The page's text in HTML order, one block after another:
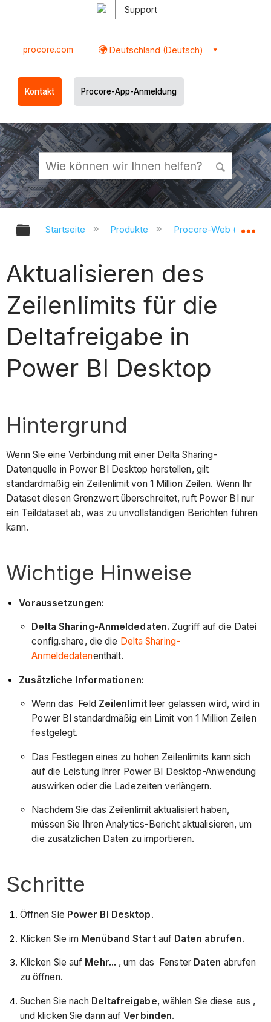
Support
procore.com Deutschland (Deutsch)
Kontakt Procore-App-Anmeldung
Globale Hierarchie auf- und
Startseite Produkte Procore-Web
Aktualisieren des
Zeilenlimits für die
Deltafreigabe in
Power BI Desktop
Hintergrund
Wenn Sie eine Verbindung mit einer Delta Sharing-
Datenquelle in Power BI Desktop herstellen, gilt
standardmäßig ein Zeilenlimit von 1 Million Zeilen. Wenn Ihr
Dataset diesen Grenzwert überschreitet, ruft Power BI nur
ein Teildataset ab, was zu unvollständigen Berichten führen
kann.
Wichtige Hinweise
Voraussetzungen:
Delta Sharing-Anmeldedaten. Zugriff auf die Datei
config.share, die die Delta Sharing-
Anmeldedatenenthält.
Zusätzliche Informationen:
Wenn das Feld Zeilenlimit leer gelassen wird, wird in
Power BI standardmäßig ein Limit von 1 Million Zeilen
festgelegt.
Das Festlegen eines zu hohen Zeilenlimits kann sich
auf die Leistung Ihrer Power BI Desktop-Anwendung
auswirken oder die Ladezeiten verlängern.
Nachdem Sie das Zeilenlimit aktualisiert haben,
müssen Sie Ihren Analytics-Bericht aktualisieren, um
die zusätzlichen Daten zu importieren.
Schritte
Öffnen Sie Power BI Desktop.
Klicken Sie im Menüband Startauf Daten abrufen.
Klicken Sie auf Mehr... , um das Fenster Daten abrufen
zu öffnen.
Suchen Sie nach Deltafreigabe, wählen Sie diese aus ,
und klicken Sie dann aufVerbinden.